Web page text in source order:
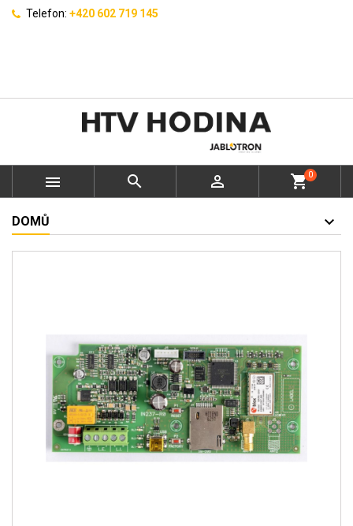
Telefon: +420 602 719 145
   shopping_cart0
DOMŮ